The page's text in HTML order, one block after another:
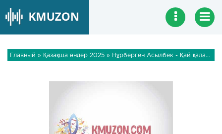
Главный » Қазақша әндер 2025 » Нұрберген Асылбек - Қай қаланың аруысың